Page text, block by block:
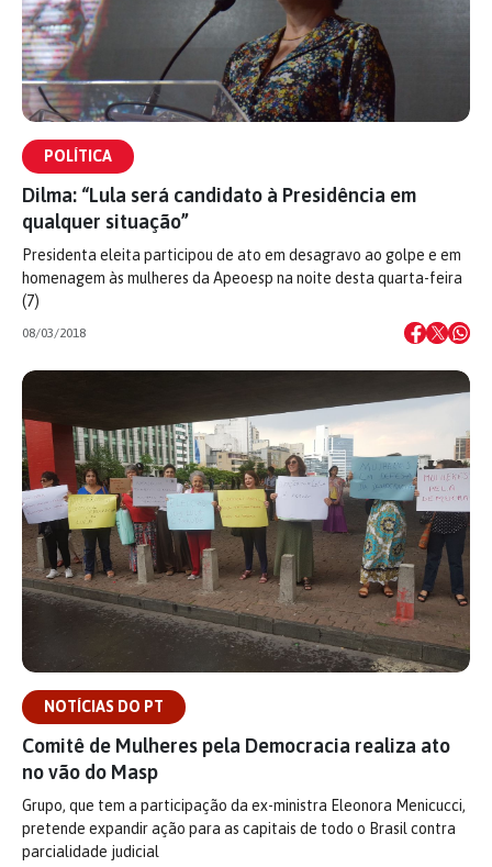
POLÍTICA
Dilma: “Lula será candidato à Presidência em
qualquer situação”
Presidenta eleita participou de ato em desagravo ao golpe e em
homenagem às mulheres da Apeoesp na noite desta quarta-feira
(7)
08/03/2018
NOTÍCIAS DO PT
Comitê de Mulheres pela Democracia realiza ato
no vão do Masp
Grupo, que tem a participação da ex-ministra Eleonora Menicucci,
pretende expandir ação para as capitais de todo o Brasil contra
parcialidade judicial